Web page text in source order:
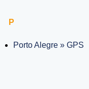
P
Porto Alegre » GPS